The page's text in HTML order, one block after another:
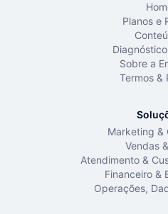
Planos e
Sobre a
Termos &
Marketing &
Vendas
Atendimento &
Financeiro &
Operações,